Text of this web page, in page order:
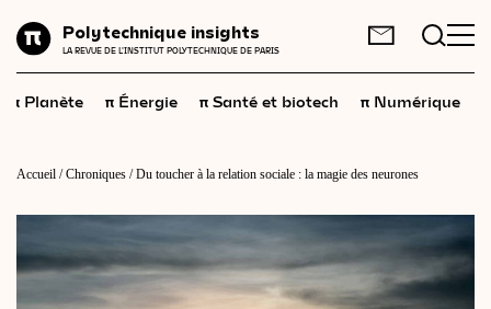
Polytechnique insights
LA REVUE DE L'INSTITUT POLYTECHNIQUE DE PARIS
Énergie
Santé
et biotech
Économie
Industrie
FR EN
π Planète π Énergie π Santé et biotech π Numérique
Accueil /Chroniques /Du toucher à la relation sociale : la magie des neurones